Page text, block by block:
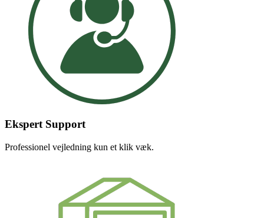
Ekspert Support
Professionel vejledning kun et klik væk.